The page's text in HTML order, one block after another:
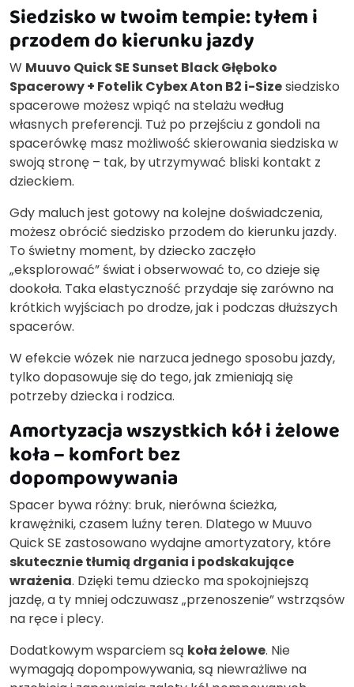
Siedzisko w twoim tempie: tyłem i
przodem do kierunku jazdy
W Muuvo Quick SE Sunset Black Głęboko
Spacerowy + Fotelik Cybex Aton B2 i-Sizesiedzisko
spacerowe możesz wpiąć na stelażu według
własnych preferencji. Tuż po przejściu z gondoli na
spacerówkę masz możliwość skierowania siedziska w
swoją stronę – tak, by utrzymywać bliski kontakt z
dzieckiem.
Gdy maluch jest gotowy na kolejne doświadczenia,
możesz obrócić siedzisko przodem do kierunku jazdy.
To świetny moment, by dziecko zaczęło
„eksplorować” świat i obserwować to, co dzieje się
dookoła. Taka elastyczność przydaje się zarówno na
krótkich wyjściach po drodze, jak i podczas dłuższych
spacerów.
W efekcie wózek nie narzuca jednego sposobu jazdy,
tylko dopasowuje się do tego, jak zmieniają się
potrzeby dziecka i rodzica.
Amortyzacja wszystkich kół i żelowe
koła – komfort bez
dopompowywania
Spacer bywa różny: bruk, nierówna ścieżka,
krawężniki, czasem luźny teren. Dlatego w Muuvo
Quick SE zastosowano wydajne amortyzatory, które
skutecznie tłumią drgania i podskakujące
wrażenia. Dzięki temu dziecko ma spokojniejszą
jazdę, a ty mniej odczuwasz „przenoszenie” wstrząsów
na ręce i plecy.
Dodatkowym wsparciem są koła żelowe. Nie
wymagają dopompowywania, są niewrażliwe na